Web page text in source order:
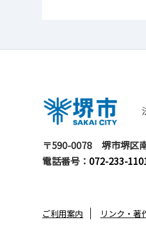
〒590-0078
堺市堺区
電話番号： 072-233-
ご利用案内 リンク・著